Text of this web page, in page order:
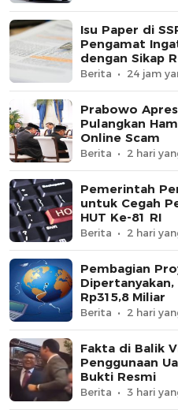
Isu Paper di
Pengamat
dengan Sikap
Berita 24 jam
Prabowo
Pulangkan
Online Scam
Berita 2 hari
Pemerintah
untuk Cegah
HUT Ke-81 RI
Berita 2 hari
Pembagian
Rp315,8 Miliar
Berita 2 hari
Fakta di Balik
Penggunaan
Bukti Resmi
Berita 3 hari